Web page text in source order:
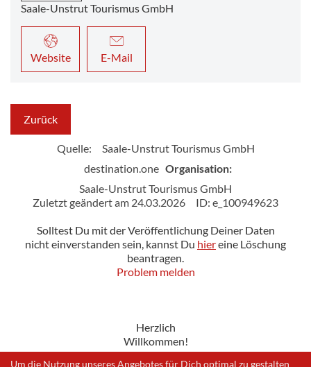
Saale-Unstrut Tourismus GmbH
Website E-Mail
Zurück
Quelle:
Saale-Unstrut Tourismus GmbH
destination.one Organisation:
Saale-Unstrut Tourismus GmbH
Zuletzt geändert am 24.03.2026
ID: e_100949623
Solltest Du mit der Veröffentlichung Deiner Daten
nicht einverstanden sein, kannst Du hiereine Löschung
beantragen.
Problem melden
Herzlich
Willkommen!
Um die Nutzung unseres Angebotes für Dich optimal zu gestalten